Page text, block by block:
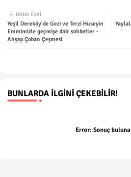
ter tsap
DAHA ESKI
Yeşil Dereköy'de Gezi ve Terzi Hüseyin
Emmimizle geçmişe dair sohbetler -
Ahşap Çoban Çeşmesi
BUNLARDA İLGINI ÇEKEBILIR!
Error: Sonuç